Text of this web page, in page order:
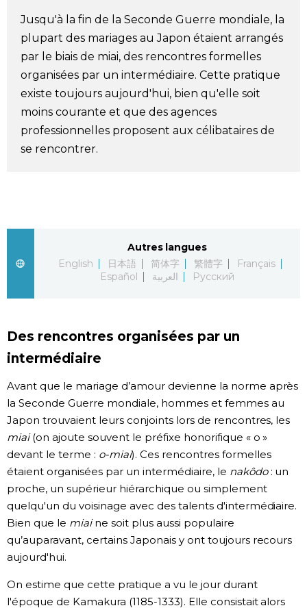
Société
Culture
Gastronomie
Le japonais
Images
Vidéos
Tokyo
Jusqu'à la fin de la Seconde Guerre mondiale, la
plupart des mariages au Japon étaient arrangés
par le biais de miai, des rencontres formelles
organisées par un intermédiaire. Cette pratique
existe toujours aujourd'hui, bien qu'elle soit
moins courante et que des agences
professionnelles proposent aux célibataires de
se rencontrer.
Autres langues
English
日本語 简体字 繁體字
Français
Español
العربية Русский
Des rencontres organisées par un
intermédiaire
Avant que le mariage d’amour devienne la norme après
la Seconde Guerre mondiale, hommes et femmes au
Japon trouvaient leurs conjoints lors de rencontres, les
miai(on ajoute souvent le préfixe honorifique « o »
devant le terme : o-miai). Ces rencontres formelles
étaient organisées par un intermédiaire, le nakôdo: un
proche, un supérieur hiérarchique ou simplement
quelqu'un du voisinage avec des talents d'intermédiaire.
Bien que le miaine soit plus aussi populaire
qu’auparavant, certains Japonais y ont toujours recours
aujourd'hui.
On estime que cette pratique a vu le jour durant
l'époque de Kamakura (1185-1333). Elle consistait alors